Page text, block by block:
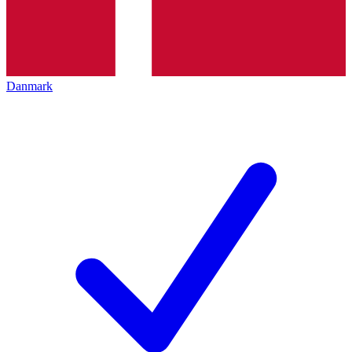
Danmark